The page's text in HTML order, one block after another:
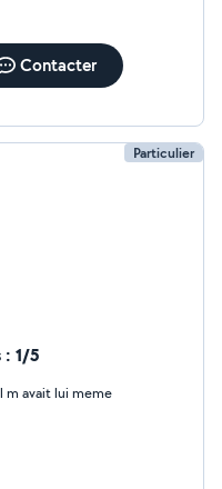
Contacter
Particulier
: 1/5
m avait lui meme